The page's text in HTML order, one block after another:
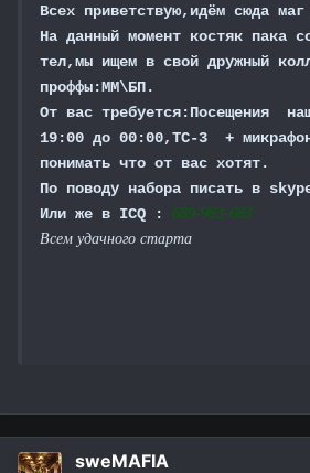
Всех приветствую,идём сюда
На данный момент костяк пака
тел,мы ищем в свой дружный
проффы:ММ\БП.
От вас требуется:Посещения
19:00 до 00:00,ТС-3 +
понимать что от вас хотят.
По поводу набора писать в
Или же в ICQ : 689-983-683
Всем удачного старта
sweMAFIA